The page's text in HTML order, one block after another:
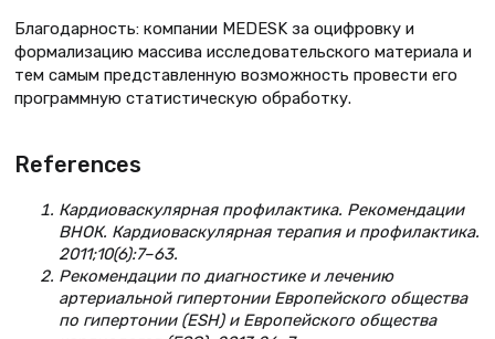
Благодарность: компании MEDESK за оцифровку и
формализацию массива исследовательского материала и
тем самым представленную возможность провести его
программную статистическую обработку.
References
Кардиоваскулярная профилактика. Рекомендации
ВНОК. Кардиоваскулярная терапия и профилактика.
2011;10(6):7–63.
Рекомендации по диагностике и лечению
артериальной гипертонии Европейского общества
по гипертонии (ESH) и Европейского общества